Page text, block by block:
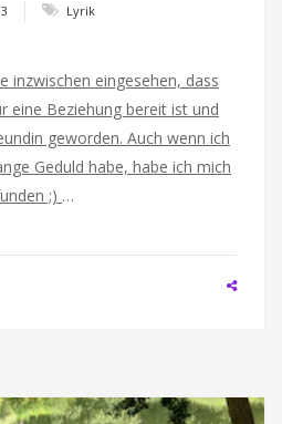
Lyrik
inzwischen eingesehen, dass
eine Beziehung bereit ist und
geworden. Auch wenn ich
Geduld habe, habe ich mich
;) …